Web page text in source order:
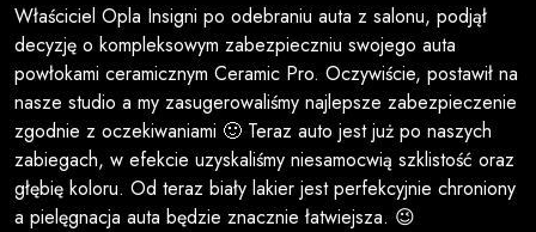
Właściciel Opla Insigni po odebraniu auta z salonu, podjął
decyzję o kompleksowym zabezpieczniu swojego auta
powłokami ceramicznym Ceramic Pro. Oczywiście, postawił na
nasze studio a my zasugerowaliśmy najlepsze zabezpieczenie
zgodnie z oczekiwaniami 🙂 Teraz auto jest już po naszych
zabiegach, w efekcie uzyskaliśmy niesamocwią szklistość oraz
głębię koloru. Od teraz biały lakier jest perfekcyjnie chroniony
a pielęgnacja auta będzie znacznie łatwiejsza. 😉